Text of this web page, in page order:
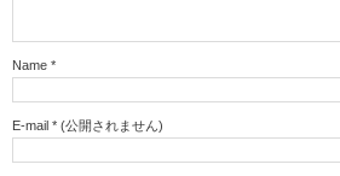
Name *
E-mail * (公開されません)